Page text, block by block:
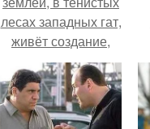
лесах западных гат,
живёт создание,
которое почти никто
не видит.